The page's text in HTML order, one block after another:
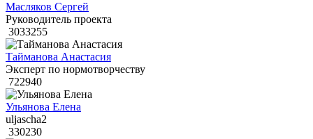
Масляков Сергей
Руководитель проекта
3033255
Тайманова Анастасия
Эксперт по нормотворчеству
722940
Ульянова Елена
uljascha2
330230